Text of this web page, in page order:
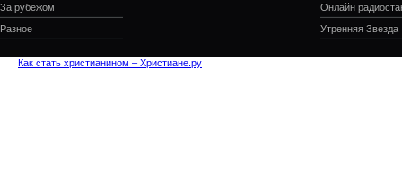
За рубежом
Разное
Онлайн
Утренняя Звезда
Как стать христианином – Христиане.ру